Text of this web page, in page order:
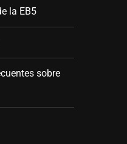
la EB5
sobre